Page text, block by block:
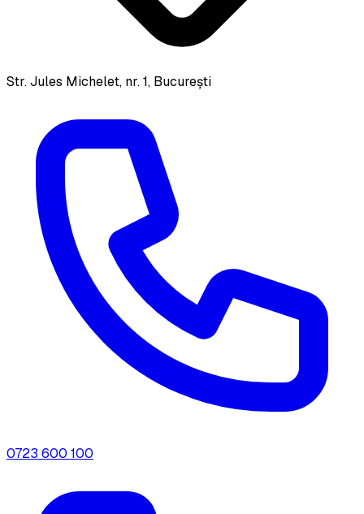
Str. Jules Michelet, nr. 1, București
0723 600 100